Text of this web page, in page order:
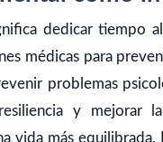
dedicar tiempo
médicas para
problemas
y mejorar
vida más